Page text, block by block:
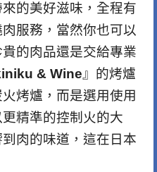
的美好滋味，全程有
服務，當然你也可以
的肉品還是交給專業
& Wine 』的烤爐
烤爐，而是選用使用
精準的控制火的大
肉的味道，這在日本